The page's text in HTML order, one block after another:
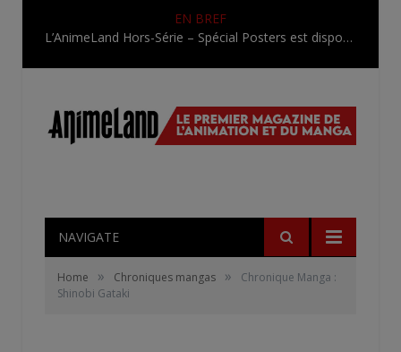
EN BREF
L’AnimeLand Hors-Série – Spécial Posters est disponible !
NAVIGATE
Home » Chroniques mangas »
Chronique Manga :
Shinobi Gataki